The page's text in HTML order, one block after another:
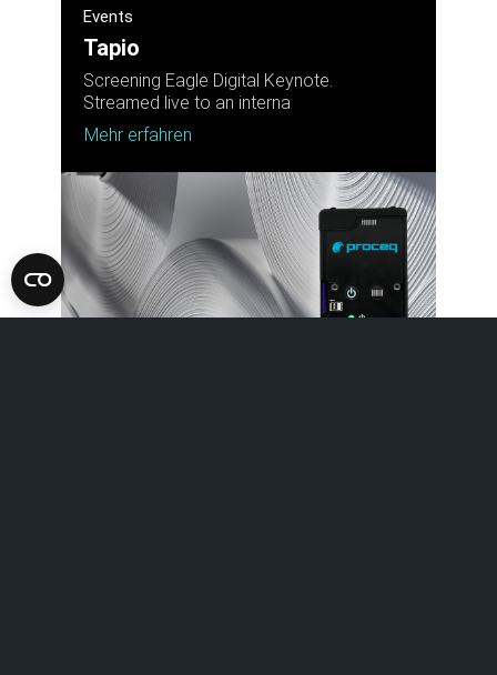
Events
Tapio
Screening Eagle Digital Keynote.
Streamed live to an interna
Mehr erfahren